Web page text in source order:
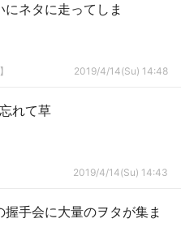
にネタに走ってしま
2019/4/14(Su) 14:48
れて草
2019/4/14(Su) 14:43
握手会に大量のヲタが集ま